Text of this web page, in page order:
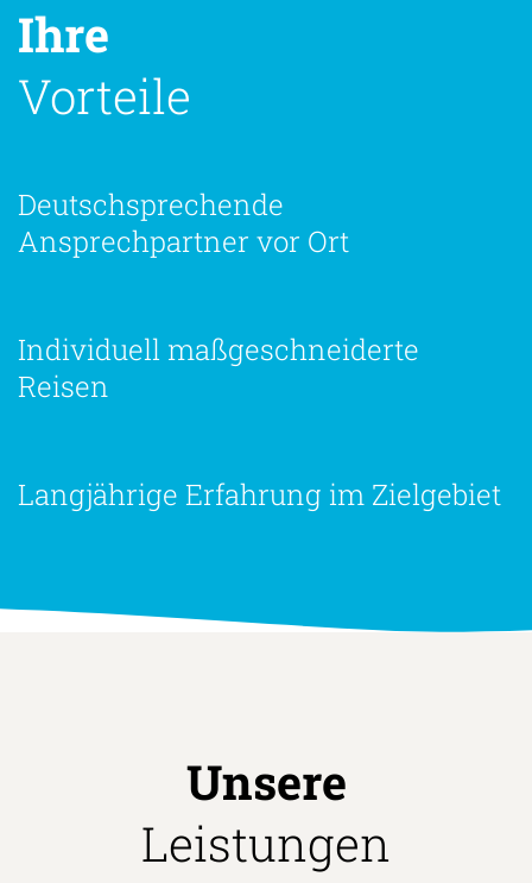
Ihre
Vorteile
Deutschsprechende
Ansprechpartner vor Ort
Individuell maßgeschneiderte
Reisen
Langjährige Erfahrung im Zielgebiet
Unsere
Leistungen